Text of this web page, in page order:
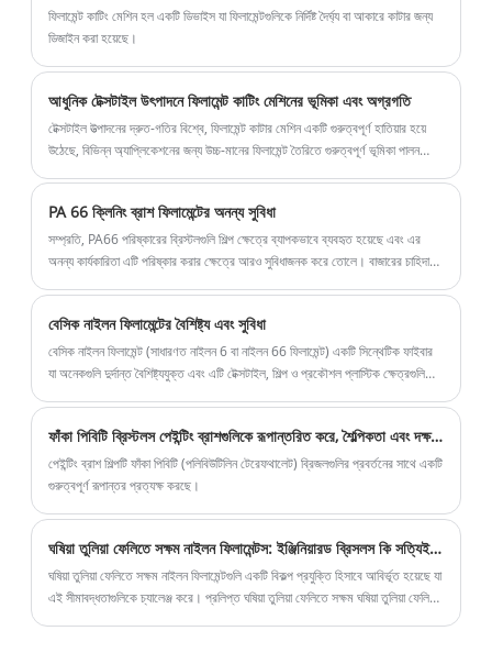
ফিলামেন্ট কাটিং মেশিন হল একটি ডিভাইস যা ফিলামেন্টগুলিকে নির্দিষ্ট দৈর্ঘ্য বা আকারে কাটার জন্য
ডিজাইন করা হয়েছে।
আধুনিক টেক্সটাইল উৎপাদনে ফিলামেন্ট কাটিং মেশিনের ভূমিকা এবং অগ্রগতি
টেক্সটাইল উত্পাদনের দ্রুত-গতির বিশ্বে, ফিলামেন্ট কাটার মেশিন একটি গুরুত্বপূর্ণ হাতিয়ার হয়ে
উঠেছে, বিভিন্ন অ্যাপ্লিকেশনের জন্য উচ্চ-মানের ফিলামেন্ট তৈরিতে গুরুত্বপূর্ণ ভূমিকা পালন
PA 66 ক্লিনিং ব্রাশ ফিলামেন্টের অনন্য সুবিধা
সম্প্রতি, PA66 পরিষ্কারের ব্রিস্টলগুলি শিল্প ক্ষেত্রে ব্যাপকভাবে ব্যবহৃত হয়েছে এবং এর
অনন্য কার্যকারিতা এটি পরিষ্কার করার ক্ষেত্রে আরও সুবিধাজনক করে তোলে। বাজারের চাহিদা
বেসিক নাইলন ফিলামেন্টের বৈশিষ্ট্য এবং সুবিধা
বেসিক নাইলন ফিলামেন্ট (সাধারণত নাইলন 6 বা নাইলন 66 ফিলামেন্ট) একটি সিন্থেটিক ফাইবার
যা অনেকগুলি দুর্দান্ত বৈশিষ্ট্যযুক্ত এবং এটি টেক্সটাইল, শিল্প ও প্রকৌশল প্লাস্টিক ক্ষেত্রগুলিতে
ফাঁকা পিবিটি ব্রিস্টলস পেইন্টিং ব্রাশগুলিকে রূপান্তরিত করে, শৈল্পিকতা এবং দক্ষতার বিপ্লব করে
পেইন্টিং ব্রাশ শিল্পটি ফাঁকা পিবিটি (পলিবিউটিলিন টেরেফথালেট) ব্রিজলগুলির প্রবর্তনের সাথে একটি
গুরুত্বপূর্ণ রূপান্তর প্রত্যক্ষ করছে।
ঘষিয়া তুলিয়া ফেলিতে সক্ষম নাইলন ফিলামেন্টস: ইঞ্জিনিয়ারড ব্রিসলস কি সত্যিই কাঠ এবং মেঝে ফিনিশিং-এ ঐতিহ্যগত ঘষিয়া তুলিয়া ফেলিতে সক্ষম?
ঘষিয়া তুলিয়া ফেলিতে সক্ষম নাইলন ফিলামেন্টগুলি একটি বিকল্প প্রযুক্তি হিসাবে আবির্ভূত হয়েছে যা
এই সীমাবদ্ধতাগুলিকে চ্যালেঞ্জ করে। প্রলিপ্ত ঘষিয়া তুলিয়া ফেলিতে সক্ষম ঘষিয়া তুলিয়া ফেলিতে